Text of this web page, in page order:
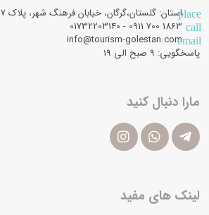
placeاستان: گلستان،گرگان، خیابان فرهنگ شهر، پلاک 17، طبقه: همکف،
call
email
info@tourism-golestan.com
پاسخگویی: ۹ صبح الی 19
مارا دنبال کنید
لینک های مفید